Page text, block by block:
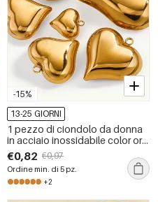
-15%
13-25 GIORNI
1 pezzo di ciondolo da donna
in acciaio inossidabile color oro
impermeabile a forma di cuore
dolce della serie romantica
€0,82 €0,97
Ordine min. di 5 pz.
+2